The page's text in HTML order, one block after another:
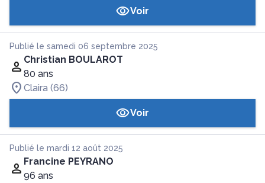
Voir
Publié le samedi 06 septembre 2025
Christian BOULAROT
80 ans
Claira (66)
Voir
Publié le mardi 12 août 2025
Francine PEYRANO
96 ans